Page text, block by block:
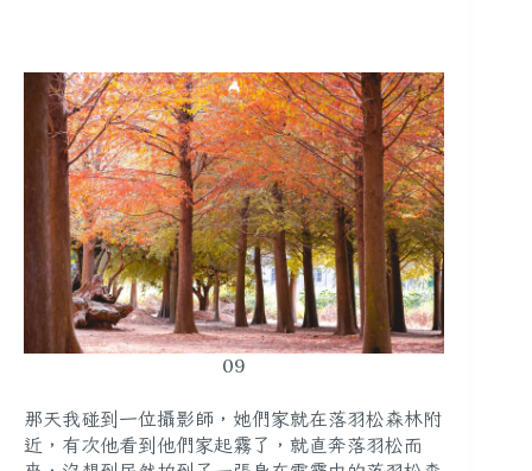
09
那天我碰到一位攝影師，她們家就在落羽松森林附
近，有次他看到他們家起霧了，就直奔落羽松而